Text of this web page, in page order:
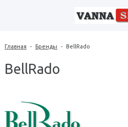
Главная - Бренды - BellRado
BellRado